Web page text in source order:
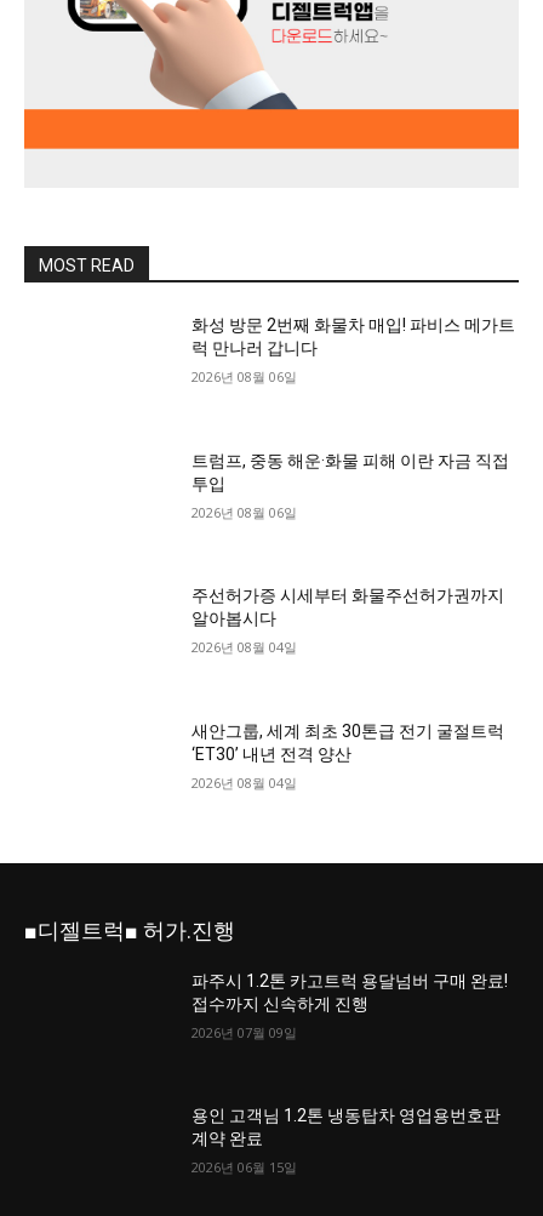
MOST READ
화성 방문 2번째 화물차 매입! 파비스 메가트
럭 만나러 갑니다
2026년 08월 06일
트럼프, 중동 해운·화물 피해 이란 자금 직접
투입
2026년 08월 06일
주선허가증 시세부터 화물주선허가권까지
알아봅시다
2026년 08월 04일
새안그룹, 세계 최초 30톤급 전기 굴절트럭
‘ET30’ 내년 전격 양산
2026년 08월 04일
■디젤트럭■ 허가.진행
파주시 1.2톤 카고트럭 용달넘버 구매 완료!
접수까지 신속하게 진행
2026년 07월 09일
용인 고객님 1.2톤 냉동탑차 영업용번호판
계약 완료
2026년 06월 15일